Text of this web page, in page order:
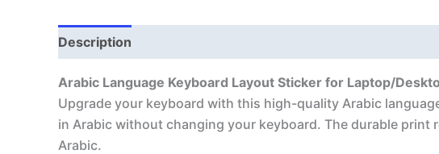
Description
Arabic Language Keyboard Layout Sticker for Laptop/
Upgrade your keyboard with this high-quality Arabic
in Arabic without changing your keyboard. The durable
Arabic.